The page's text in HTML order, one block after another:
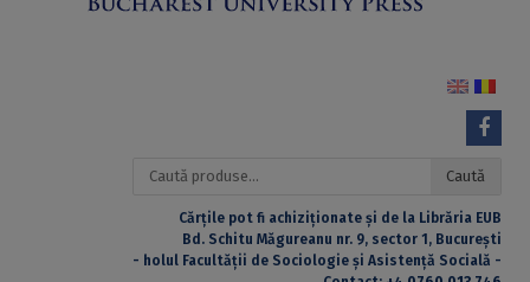
Caută
Caută
Cărțile pot fi achiziționate și de la Librăria EUB
Bd. Schitu Măgureanu nr. 9, sector 1, București
- holul Facultății de Sociologie și Asistență Socială -